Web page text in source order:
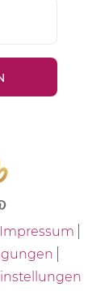
Impressum